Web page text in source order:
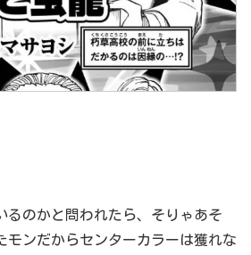
るのかと問われたら、そりゃあそ
ンだからセンターカラーは獲れな